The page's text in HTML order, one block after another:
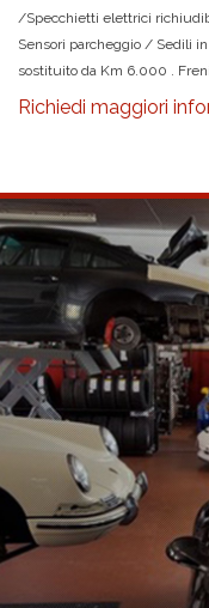
/Specchietti elettrici
Sensori parcheggio / Sedili
sostituito da Km 6.000 .
Richiedi maggiori